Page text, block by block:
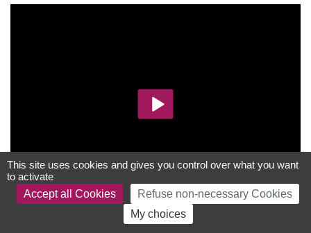
This site uses cookies and gives you control over what you want
to activate
Accept all Cookies
Refuse non-necessary Cookies
My choices